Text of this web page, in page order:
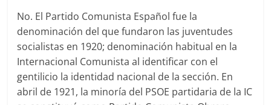
No. El Partido Comunista Español fue la
denominación del que fundaron las juventudes
socialistas en 1920; denominación habitual en la
Internacional Comunista al identificar con el
gentilicio la identidad nacional de la sección. En
abril de 1921, la minoría del PSOE partidaria de la IC